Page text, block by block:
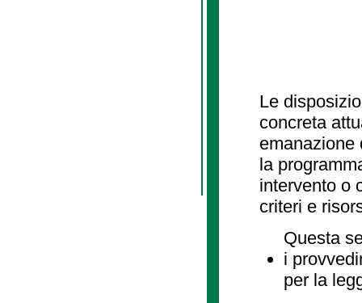
Le
concreta
emanazione
la
intervento o
criteri e
Questa
i
per la